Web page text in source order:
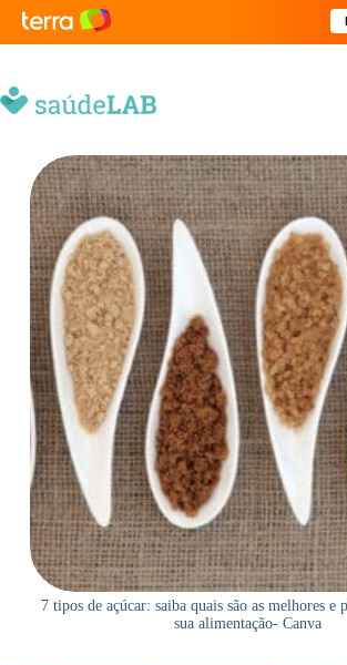
7 tipos de açúcar: saiba quais são as melhores e
sua alimentação- Canva